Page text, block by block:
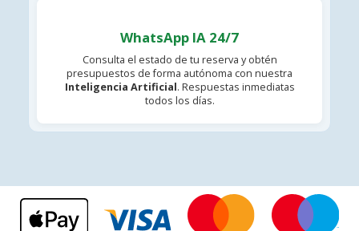
WhatsApp IA 24/7
Consulta el estado de tu reserva y obtén
presupuestos de forma autónoma con nuestra
Inteligencia Artificial. Respuestas inmediatas
todos los días.